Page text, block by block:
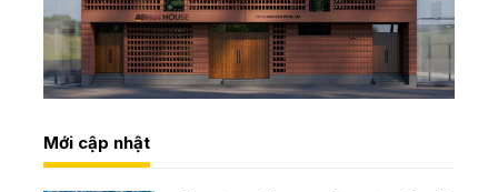
Mới cập nhật